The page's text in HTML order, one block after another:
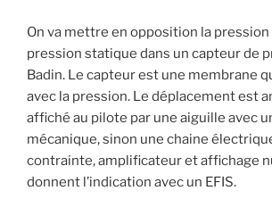
On va mettre en opposition la
pression statique dans un capteur de
Badin. Le capteur est une membrane
avec la pression. Le déplacement est
affiché au pilote par une aiguille avec
mécanique, sinon une chaine
contrainte, amplificateur et affichage
donnent l’indication avec un EFIS.